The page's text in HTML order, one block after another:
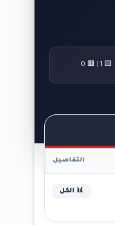
🟨 1 | 🟥 0
التفاصيل
📊 الكل